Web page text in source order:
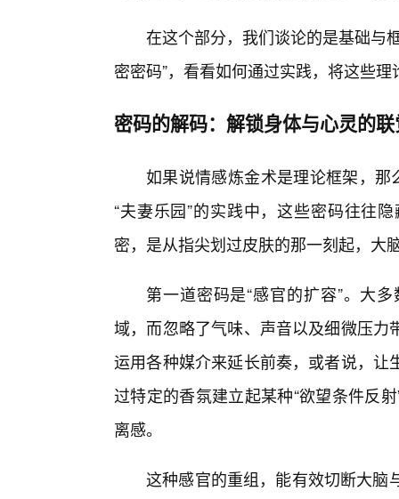
在这个部分，我们谈论的是基础与
密密码”，看看如何通过实践，将这些
密码的解码：解锁身体与心灵的
如果说情感炼金术是理论框架，那
“夫妻乐园”的实践中，这些密码往往
密，是从指尖划过皮肤的那一刻起，大
第一道密码是“感官的扩容”。大
域，而忽略了气味、声音以及细微压
运用各种媒介来延长前奏，或者说，
过特定的香氛建立起某种“欲望条件反
离感。
这种感官的重组，能有效切断大脑